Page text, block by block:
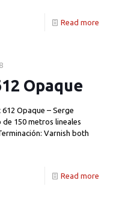
Read more
Opaque
Opaque – Serge
150 metros lineales
Varnish both
Read more